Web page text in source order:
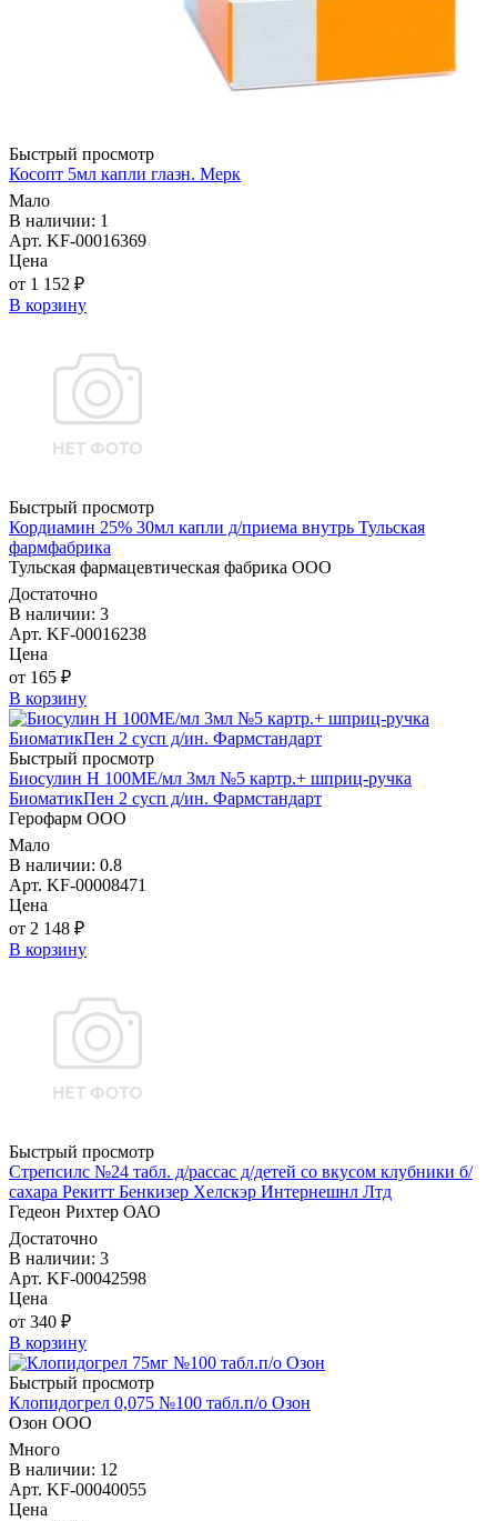
Быстрый просмотр
Косопт 5мл капли глазн. Мерк
Мало
В наличии: 1
Арт. KF-00016369
Цена
от 1 152 ₽
В корзину
Быстрый просмотр
Кордиамин 25% 30мл капли д/приема внутрь Тульская
фармфабрика
Тульская фармацевтическая фабрика ООО
Достаточно
В наличии: 3
Арт. KF-00016238
Цена
от 165 ₽
В корзину
Быстрый просмотр
Биосулин Н 100МЕ/мл 3мл №5 картр.+ шприц-ручка
БиоматикПен 2 сусп д/ин. Фармстандарт
Герофарм ООО
Мало
В наличии: 0.8
Арт. KF-00008471
Цена
от 2 148 ₽
В корзину
Быстрый просмотр
Стрепсилс №24 табл. д/рассас д/детей со вкусом клубники б/
сахара Рекитт Бенкизер Хелскэр Интернешнл Лтд
Гедеон Рихтер ОАО
Достаточно
В наличии: 3
Арт. KF-00042598
Цена
от 340 ₽
В корзину
Быстрый просмотр
Клопидогрел 0,075 №100 табл.п/о Озон
Озон ООО
Много
В наличии: 12
Арт. KF-00040055
Цена